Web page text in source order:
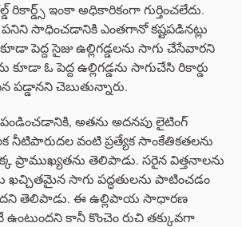
రికార్డ్స్ ఇంకా అధికారికంగా గుర్తించలేదు.
సాధించడానికి ఎంతగానో కష్టపడినట్లు
పెద్ద సైజు ఉల్లిగడ్డలను సాగు చేసేవారని
ఓ పెద్ద ఉల్లిగడ్డను సాగుచేసి రికార్డు
చెబుతున్నారు.
అతను అదనపు లైటింగ్
వంటి ప్రత్యేక సాంకేతికతలను
తెలిపాడు. సరైన విత్తనాలను
సాగు పద్ధతులను పాటించడం
తెలిపాడు. ఈ ఉల్లిపాయ సాధారణ
కానీ కొంచెం రుచి తక్కువగా